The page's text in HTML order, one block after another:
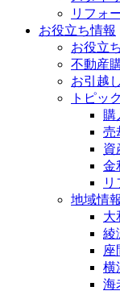
リフォ
お役立ち情報
お役立
不動産
お引越
トピッ
購
売
資
金
リ
地域情報
大
綾
座
横
海